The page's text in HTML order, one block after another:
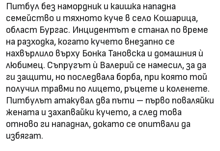
Питбул без намордник и каишка нападна
семейство и тяхното куче в село Кошарица,
област Бургас. Инцидентът е станал по време
на разходка, когато кучето внезапно се
нахвърлило върху Бонка Тановска и домашния ѝ
любимец. Съпругът ѝ Валерий се намесил, за да
ги защити, но последвала борба, при която той
получил травми по лицето, ръцете и коленете.
Питбулът атакувал два пъти – първо поваляйки
жената и захапвайки кучето, а след това
отново ги нападнал, докато се опитвали да
избягат.